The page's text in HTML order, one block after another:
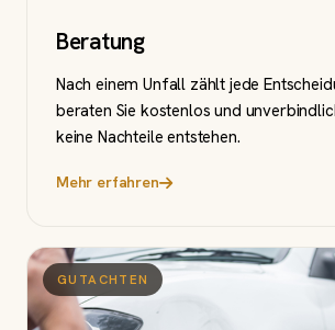
Beratung
Nach einem Unfall zählt jede
beraten Sie kostenlos und
keine Nachteile entstehen.
Mehr erfahren
GUTACHTEN